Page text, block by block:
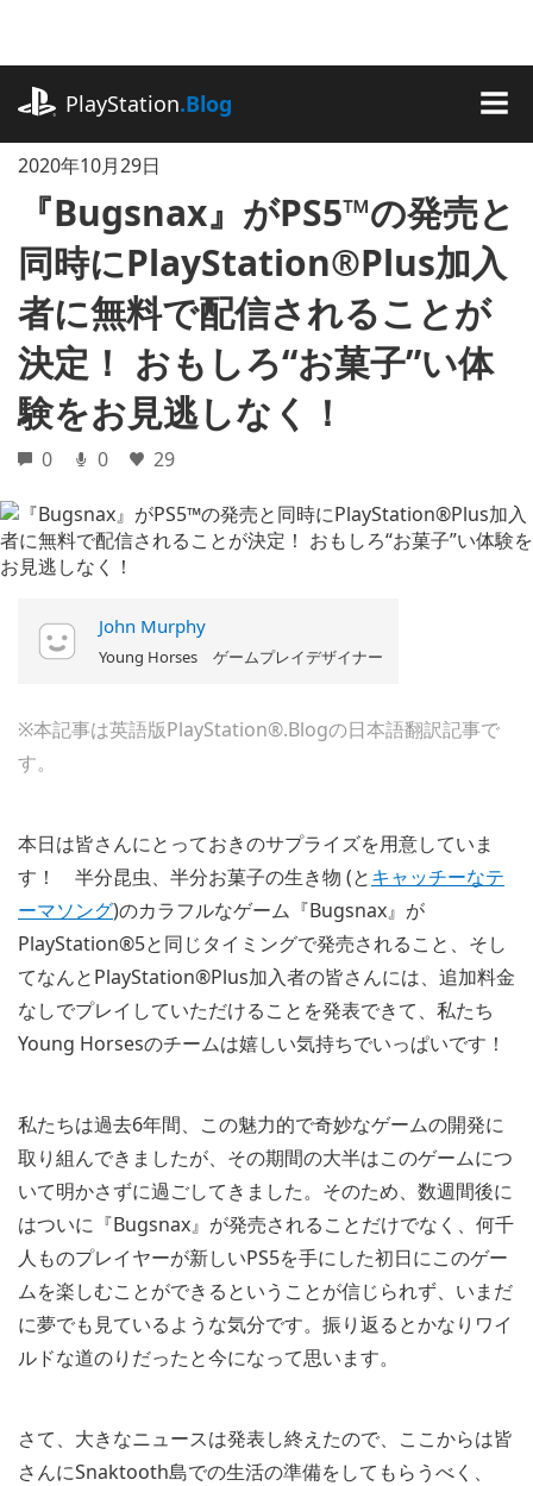
に
ッ
PlayStation.Blog
2020年10月29日
『Bugsnax』がPS5™の発売と
同時にPlayStation®Plus加入
者に無料で配信されることが
決定！ おもしろ“お菓子”い体
験をお見逃しなく！
0 0 29
John Murphy
Young Horses ゲームプレイデザイナー
※本記事は英語版PlayStation®.Blogの日本語翻訳記事で
す。
本日は皆さんにとっておきのサプライズを用意していま
す！ 半分昆虫、半分お菓子の生き物 (とキャッチーなテ
ーマソング)のカラフルなゲーム『Bugsnax』が
PlayStation®5と同じタイミングで発売されること、そし
てなんとPlayStation®Plus加入者の皆さんには、追加料金
なしでプレイしていただけることを発表できて、私たち
Young Horsesのチームは嬉しい気持ちでいっぱいです！
私たちは過去6年間、この魅力的で奇妙なゲームの開発に
取り組んできましたが、その期間の大半はこのゲームにつ
いて明かさずに過ごしてきました。そのため、数週間後に
はついに『Bugsnax』が発売されることだけでなく、何千
人ものプレイヤーが新しいPS5を手にした初日にこのゲー
ムを楽しむことができるということが信じられず、いまだ
に夢でも見ているような気分です。振り返るとかなりワイ
ルドな道のりだったと今になって思います。
さて、大きなニュースは発表し終えたので、ここからは皆
さんにSnaktooth島での生活の準備をしてもらうべく、